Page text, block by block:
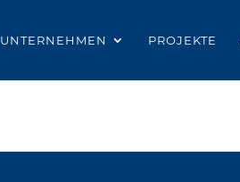
UNTERNEHMEN PROJEKTE